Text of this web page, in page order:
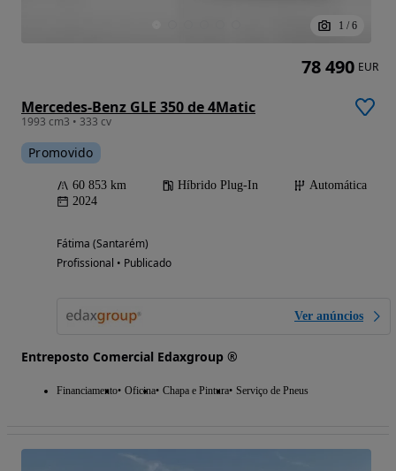
1 / 6
Mercedes-Benz GLE 350 de 4Matic
1993 cm3 • 333 cv
Promovido
60 853 km Híbrido Plug-In
Automática
2024
Fátima (Santarém)
Profissional • Publicado
Ver anúncios
Entreposto Comercial Edaxgroup ®
Financiamento Oficina Chapa e Pintura Serviço de Pneus
78 490 EUR